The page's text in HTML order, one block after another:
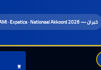
خبران — INAMI · Expatica · Nationaal Akkoord 2026